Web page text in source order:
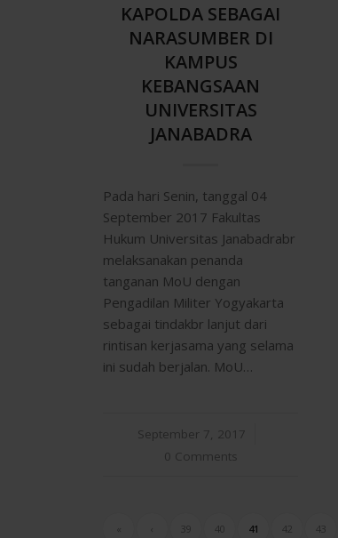
KAPOLDA SEBAGAI
NARASUMBER DI
KAMPUS
KEBANGSAAN
UNIVERSITAS
JANABADRA
Pada hari Senin, tanggal 04
September 2017 Fakultas
Hukum Universitas Janabadrabr
melaksanakan penanda
tanganan MoU dengan
Pengadilan Militer Yogyakarta
sebagai tindakbr lanjut dari
rintisan kerjasama yang selama
ini sudah berjalan. MoU…
September 7, 2017
0 Comments
39 40 41 42 43